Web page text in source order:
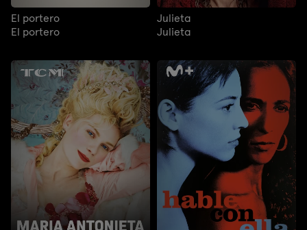
El portero
El portero
Julieta
Julieta